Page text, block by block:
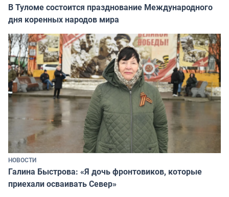
В Туломе состоится празднование Международного
дня коренных народов мира
НОВОСТИ
Галина Быстрова: «Я дочь фронтовиков, которые
приехали осваивать Север»